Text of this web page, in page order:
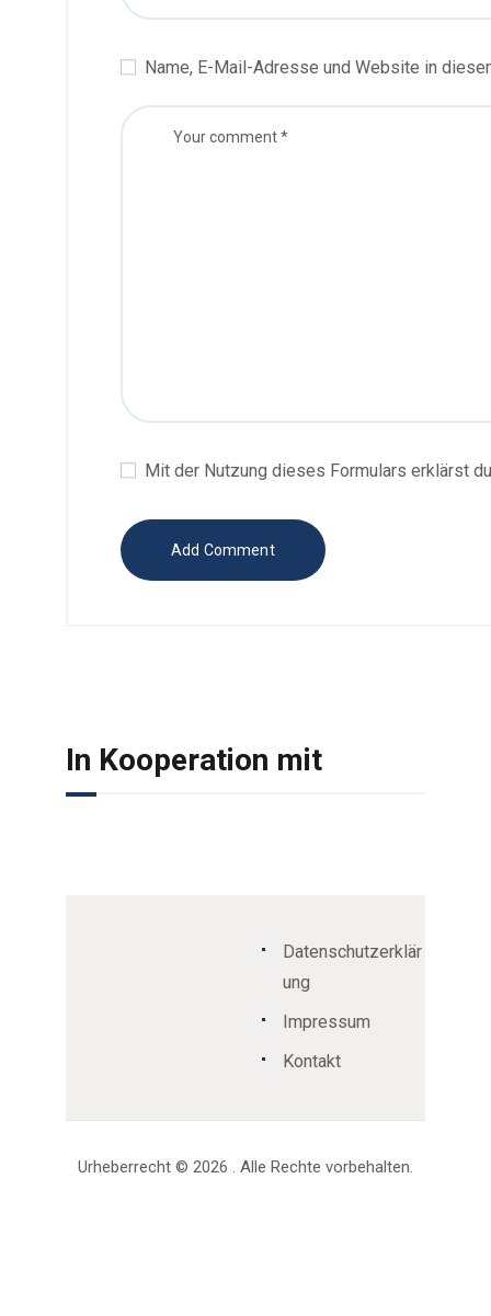
Name, E-Mail-Adresse und Website in
Mit der Nutzung dieses Formulars erklärst
In Kooperation mit
Datenschutzerklär
ung
Impressum
Kontakt
Urheberrecht © 2026 . Alle Rechte vorbehalten.